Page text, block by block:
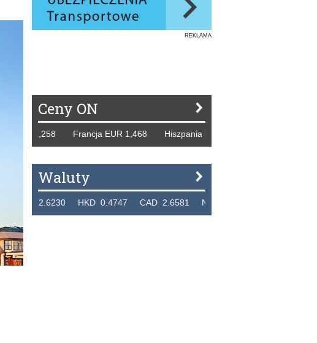
REKLAMA
Ceny ON
1,258 Francja EUR 1,468 Hiszpania EUR 1,229 WB GBP
Waluty
2.6230 HKD 0.4747 CAD 2.6581 NZD 2.1889 SGD 2.9048